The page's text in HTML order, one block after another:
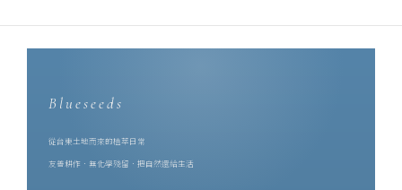
Blueseeds
從台東土地而來的植萃日常
友善耕作．無化學殘留．把自然還給生活